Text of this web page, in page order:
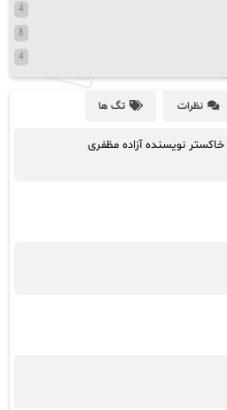
4
8
4
نظرات تگ ها
نویسنده آزاده مظفری